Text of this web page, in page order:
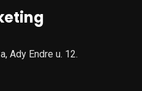
Ady Endre u. 12.